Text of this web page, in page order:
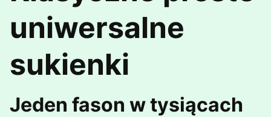
uniwersalne
sukienki
Jeden fason w tysiącach